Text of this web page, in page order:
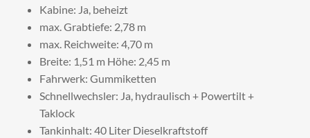
Kabine: Ja, beheizt
max. Grabtiefe: 2,78 m
max. Reichweite: 4,70 m
Breite: 1,51 m Höhe: 2,45 m
Fahrwerk: Gummiketten
Schnellwechsler: Ja, hydraulisch + Powertilt +
Taklock
Tankinhalt: 40 Liter Dieselkraftstoff